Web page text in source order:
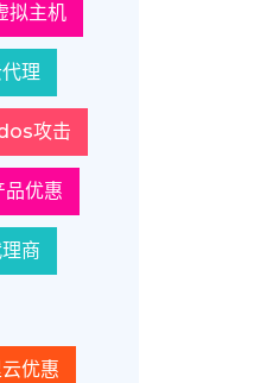
拟主机
理
攻击
品优惠
商
优惠